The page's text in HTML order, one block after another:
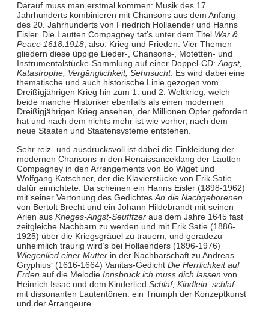
Darauf muss man erstmal kommen: Musik des 17.
Jahrhunderts kombinieren mit Chansons aus dem Anfang
des 20. Jahrhunderts von Friedrich Hollaender und Hanns
Eisler. Die Lautten Compagney tat’s unter dem Titel War &
Peace 1618:1918, also: Krieg und Frieden. Vier Themen
gliedern diese üppige Lieder-, Chansons-, Motetten- und
Instrumentalstücke-Sammlung auf einer Doppel-CD:Angst,
Katastrophe, Vergänglichkeit, Sehnsucht. Es wird dabei eine
thematische und auch historische Linie gezogen vom
Dreißigjährigen Krieg hin zum 1. und 2. Weltkrieg, welch
beide manche Historiker ebenfalls als einen modernen
Dreißigjährigen Krieg ansehen, der Millionen Opfer gefordert
hat und nach dem nichts mehr ist wie vorher, nach dem
neue Staaten und Staatensysteme entstehen.
Sehr reiz- und ausdrucksvoll ist dabei die Einkleidung der
modernen Chansons in den Renaissanceklang der Lautten
Compagney in den Arrangements von Bo Wiget und
Wolfgang Katschner, der die Klavierstücke von Erik Satie
dafür einrichtete. Da scheinen ein Hanns Eisler (1898-1962)
mit seiner Vertonung des Gedichtes An die Nachgeborenen
von Bertolt Brecht und ein Johann Hildebrandt mit seinen
Arien aus Krieges-Angst-Seufftzeraus dem Jahre 1645 fast
zeitgleiche Nachbarn zu werden und mit Erik Satie (1886-
1925) über die Kriegsgräuel zu trauern, und geradezu
unheimlich traurig wird’s bei Hollaenders (1896-1976)
Wiegenlied einer Mutterin der Nachbarschaft zu Andreas
Gryphius‘ (1616-1664) Vanitas-Gedicht Die Herrlichkeit auf
Erden auf die Melodie Innsbruck ich muss dich lassen von
Heinrich Issac und dem Kinderlied Schlaf, Kindlein, schlaf
mit dissonanten Lautentönen: ein Triumph der Konzeptkunst
und der Arrangeure.